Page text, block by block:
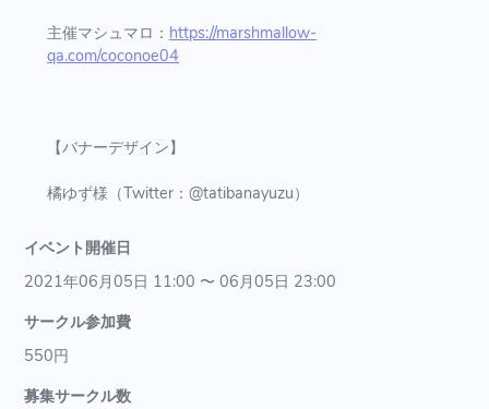
主催マシュマロ： https://marshmallow-
qa.com/coconoe04
【バナーデザイン】
橘ゆず様（Twitter：@tatibanayuzu）
イベント開催日
2021年06月05日 11:00 〜 06月05日 23:00
サークル参加費
550円
募集サークル数